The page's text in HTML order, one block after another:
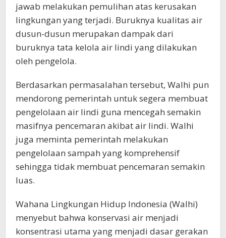
jawab melakukan pemulihan atas kerusakan
lingkungan yang terjadi. Buruknya kualitas air
dusun-dusun merupakan dampak dari
buruknya tata kelola air lindi yang dilakukan
oleh pengelola.
Berdasarkan permasalahan tersebut, Walhi pun
mendorong pemerintah untuk segera membuat
pengelolaan air lindi guna mencegah semakin
masifnya pencemaran akibat air lindi. Walhi
juga meminta pemerintah melakukan
pengelolaan sampah yang komprehensif
sehingga tidak membuat pencemaran semakin
luas.
Wahana Lingkungan Hidup Indonesia (Walhi)
menyebut bahwa konservasi air menjadi
konsentrasi utama yang menjadi dasar gerakan